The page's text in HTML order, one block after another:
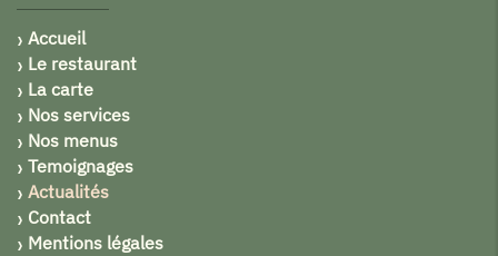
Accueil
Le restaurant
La carte
Nos services
Nos menus
Temoignages
Actualités
Contact
Mentions légales